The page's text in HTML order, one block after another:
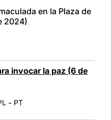
en la Plaza de
2024)
invocar la paz (6 de
- PT